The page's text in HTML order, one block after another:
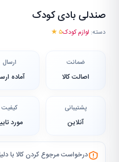
صندلی بادی کودک
دسته: لوازم کودک۵ ★
ضمانت
اصالت کالا
ارسال
آماده
پشتیبانی
آنلاین
کیفیت
مورد
درخواست مرجوع کردن کالا با